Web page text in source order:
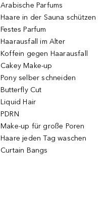
Arabische Parfums
Haare in der Sauna schützen
Festes Parfum
Haarausfall im Alter
Koffein gegen Haarausfall
Cakey Make-up
Pony selber schneiden
Butterfly Cut
Liquid Hair
PDRN
Make-up für große Poren
Haare jeden Tag waschen
Curtain Bangs